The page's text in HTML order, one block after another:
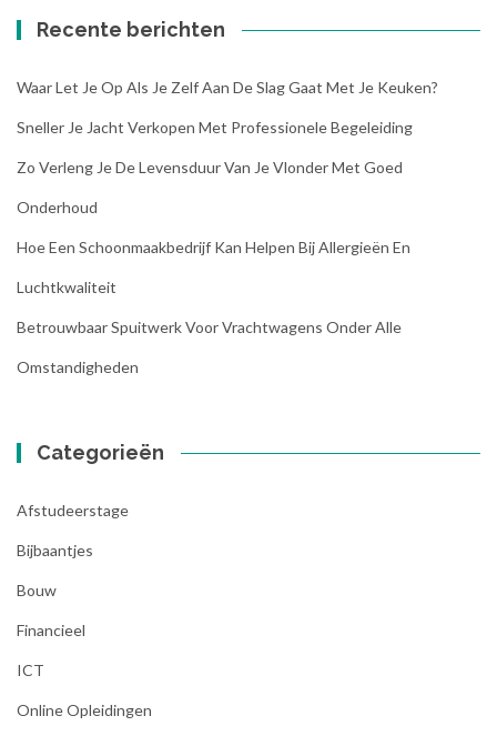
Recente berichten
Waar Let Je Op Als Je Zelf Aan De Slag Gaat Met Je Keuken?
Sneller Je Jacht Verkopen Met Professionele Begeleiding
Zo Verleng Je De Levensduur Van Je Vlonder Met Goed
Onderhoud
Hoe Een Schoonmaakbedrijf Kan Helpen Bij Allergieën En
Luchtkwaliteit
Betrouwbaar Spuitwerk Voor Vrachtwagens Onder Alle
Omstandigheden
Categorieën
Afstudeerstage
Bijbaantjes
Bouw
Financieel
ICT
Online Opleidingen